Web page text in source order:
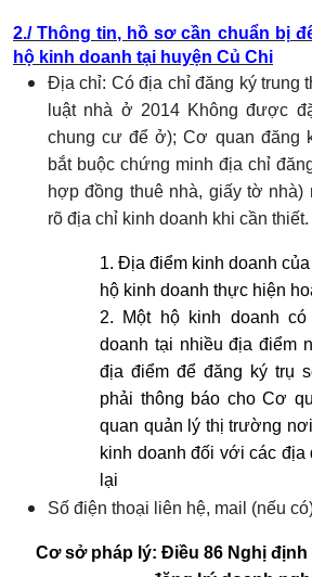
2./ Thông tin, hồ sơ cần chuẩn bị
hộ kinh doanh tại huyện Củ Chi
Địa chỉ: Có địa chỉ đăng ký trung
luật nhà ở 2014 Không được
chung cư để ở); Cơ quan đăng
bắt buộc chứng minh địa chỉ
hợp đồng thuê nhà, giấy tờ nhà)
rõ địa chỉ kinh doanh khi cần thiết.
1. Địa điểm kinh doanh
hộ kinh doanh thực hiện
2. Một hộ kinh doanh
doanh tại nhiều địa điểm
địa điểm để đăng ký trụ
phải thông báo cho Cơ
quan quản lý thị trường
kinh doanh đối với các địa
lại
Số điện thoại liên hệ, mail (nếu
Cơ sở pháp lý: Điều 86 Nghị định